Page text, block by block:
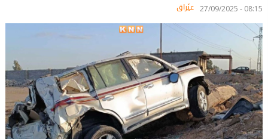
08:15 - 27/09/2025 عێراق